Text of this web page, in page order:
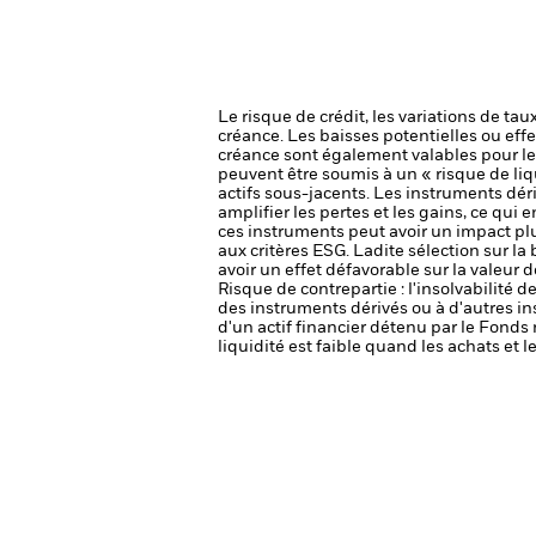
Le risque de crédit, les variations de
créance. Les baisses potentielles ou
créance sont également valables pour
peuvent être soumis à un « risque de
actifs sous-jacents. Les instruments
amplifier les pertes et les gains, ce qui
ces instruments peut avoir un impact
aux critères ESG. Ladite sélection sur
avoir un effet défavorable sur la valeur
Risque de contrepartie : l'insolvabilité
des instruments dérivés ou à d'autres
d'un actif financier détenu par le Fonds
liquidité est faible quand les achats et